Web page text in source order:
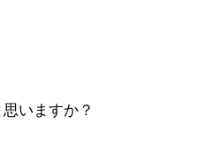
いますか？